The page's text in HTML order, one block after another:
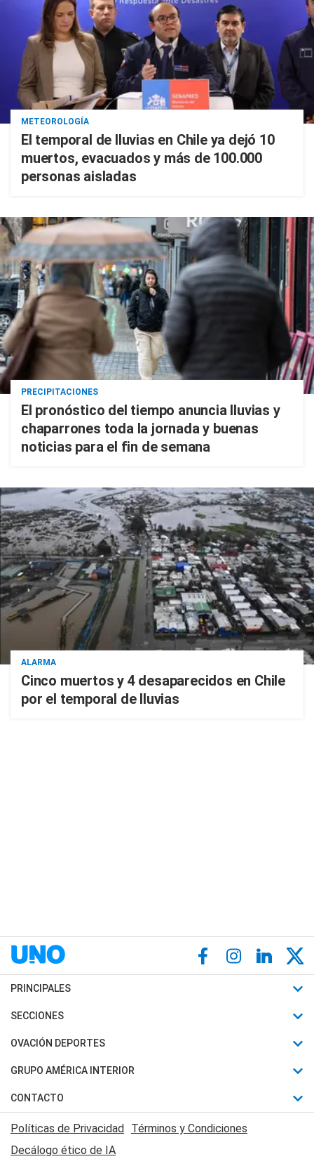
METEOROLOGÍA
El temporal de lluvias en Chile ya dejó 10
muertos, evacuados y más de 100.000
personas aisladas
PRECIPITACIONES
El pronóstico del tiempo anuncia lluvias y
chaparrones toda la jornada y buenas
noticias para el fin de semana
ALARMA
Cinco muertos y 4 desaparecidos en Chile
por el temporal de lluvias
PRINCIPALES
Últimas Noticias
Política
Judiciales
Economia
SECCIONES
Horóscopo
Motores
Trucos caseros
Series y Películas
Edictos y Solicitadas
OVACIÓN DEPORTES
Fútbol
Mundial
Automovilismo
Rugby
GRUPO AMÉRICA INTERIOR
Canal 7 en Vivo
CONTACTO
Acerca de Nosotros
Contactanos
Políticas de Privacidad
Términos y Condiciones
Decálogo ético de IA